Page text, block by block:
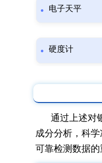
电子天平
硬度计
通过上述对
成分分析，科
可靠检测数据的